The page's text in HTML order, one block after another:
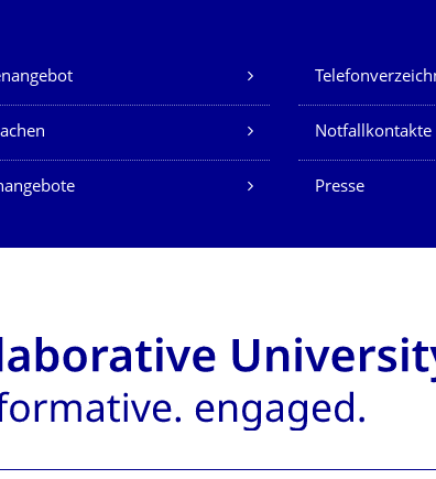
Dienste
Notfallkontakte
Presse